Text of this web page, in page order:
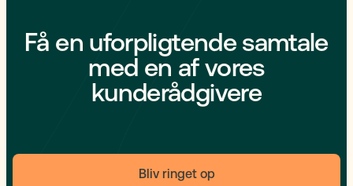
Få en uforpligtende samtale
med en af vores
kunderådgivere
Bliv ringet op